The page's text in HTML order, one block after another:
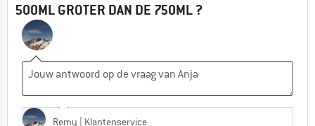
500ML GROTER DAN DE 750ML ?
Remy | Klantenservice